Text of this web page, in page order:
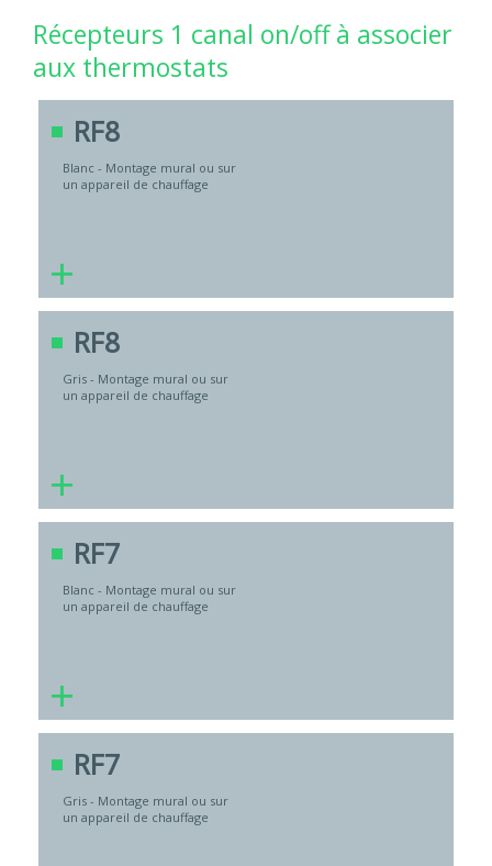
Récepteurs 1 canal on/off à associer
aux thermostats
RF8
Blanc - Montage mural ou sur
un appareil de chauffage
+
RF8
Gris - Montage mural ou sur
un appareil de chauffage
+
RF7
Blanc - Montage mural ou sur
un appareil de chauffage
+
RF7
Gris - Montage mural ou sur
un appareil de chauffage